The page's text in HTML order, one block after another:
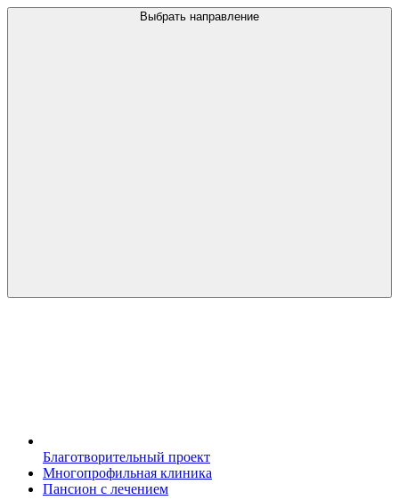
Выбрать направление
Благотворительный проект
Многопрофильная клиника
Пансион с лечением